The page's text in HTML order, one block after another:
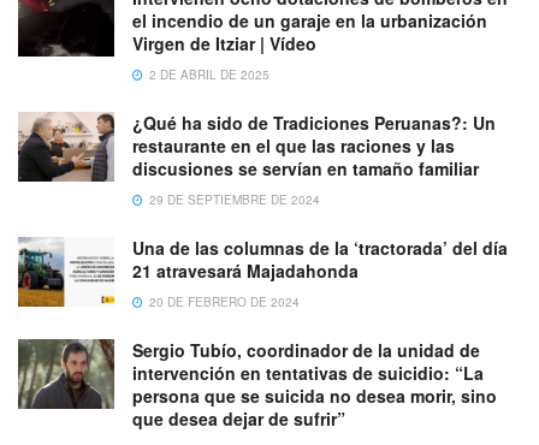
el incendio de un garaje en la urbanización
Virgen de Itziar | Vídeo
2 DE ABRIL DE 2025
¿Qué ha sido de Tradiciones Peruanas?: Un
restaurante en el que las raciones y las
discusiones se servían en tamaño familiar
29 DE SEPTIEMBRE DE 2024
Una de las columnas de la ‘tractorada’ del día
21 atravesará Majadahonda
20 DE FEBRERO DE 2024
Sergio Tubío, coordinador de la unidad de
intervención en tentativas de suicidio: “La
persona que se suicida no desea morir, sino
que desea dejar de sufrir”